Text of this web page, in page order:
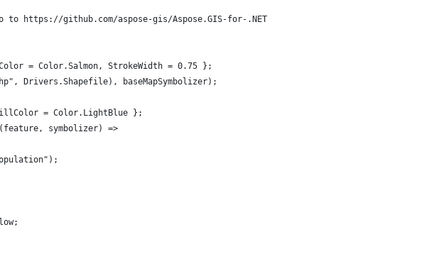
https://github.com/aspose-gis/Aspose.GIS-for-.NET
= Color.Salmon, StrokeWidth = 0.75 };
Drivers.Shapefile), baseMapSymbolizer);
= Color.LightBlue };
symbolizer) =>